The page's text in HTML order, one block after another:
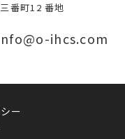
番町12 番地
ihcs.com
ー